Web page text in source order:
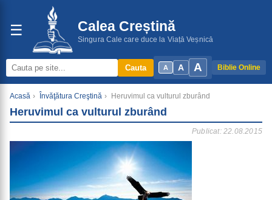
☰ Calea Creștină
Singura Cale care duce la Viață Veșnică
A A A Biblie Online
Cauta
Acasă › Învăţătura Creştină › Heruvimul ca vulturul zburând
Heruvimul ca vulturul zburând
Publicat: 22.08.2015